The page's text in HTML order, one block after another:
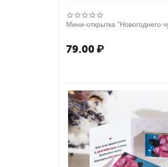
Мини-открытка "Новогоднего
79.00 ₽